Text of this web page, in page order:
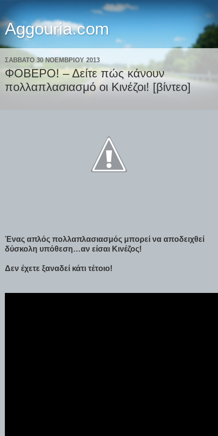
Aggouria.com
ΣΆΒΒΑΤΟ 30 ΝΟΕΜΒΡΊΟΥ 2013
ΦΟΒΕΡΟ! – Δείτε πώς κάνουν
πολλαπλασιασμό οι Κινέζοι! [βίντεο]
Ένας απλός πολλαπλασιασμός μπορεί να αποδειχθεί
δύσκολη υπόθεση…αν είσαι Κινέζος!
Δεν έχετε ξαναδεί κάτι τέτοιο!